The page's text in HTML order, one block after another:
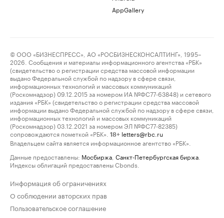
AppGallery
© ООО «БИЗНЕСПРЕСС», АО «РОСБИЗНЕСКОНСАЛТИНГ», 1995–
2026. Сообщения и материалы информационного агентства «РБК»
(свидетельство о регистрации средства массовой информации
выдано Федеральной службой по надзору в сфере связи,
информационных технологий и массовых коммуникаций
(Роскомнадзор) 09.12.2015 за номером ИА №ФС77-63848) и сетевого
издания «РБК» (свидетельство о регистрации средства массовой
информации выдано Федеральной службой по надзору в сфере связи,
информационных технологий и массовых коммуникаций
(Роскомнадзор) 03.12.2021 за номером ЭЛ №ФС77-82385)
сопровождаются пометкой «РБК».
18+ letters@rbc.ru
Владельцем сайта является информационное агентство «РБК».
Данные предоставлены: Мосбиржа Санкт-Петербургская биржа
Индексы облигаций предоставлены Cbonds.
Информация об ограничениях
О соблюдении авторских прав
Пользовательское соглашение